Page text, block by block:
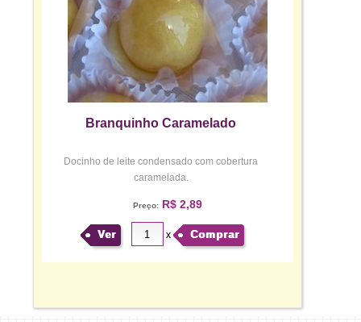
Branquinho Caramelado
Docinho de leite condensado com cobertura
caramelada.
Preço:R$ 2,89
Ver x Comprar